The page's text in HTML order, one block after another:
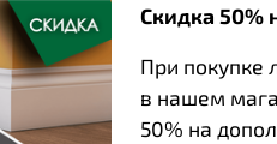
Скидка 50%
При покупке
в нашем
50% на